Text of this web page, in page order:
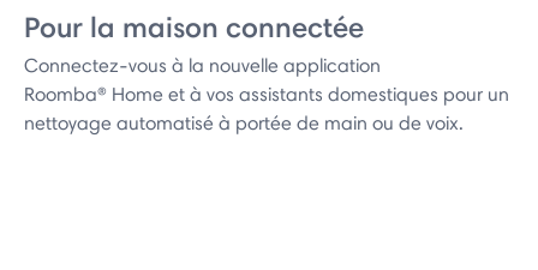
Pour la maison connectée
Connectez-vous à la nouvelle application
Roomba® Home et à vos assistants domestiques pour un
nettoyage automatisé à portée de main ou de voix.